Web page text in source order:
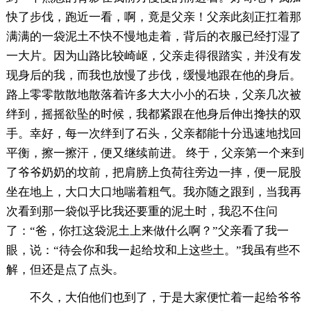
快了步伐，跑近一看，啊，竟是父亲！父亲此刻正扛着那
满满的一袋泥土不快不慢地走着，背后的衣服已经打湿了
一大片。因为山路比较崎岖，父亲走得很踏实，并没有发
现身后的我，而我也放慢了步伐，缓慢地跟在他的身后。
路上零零散散地散落着许多大大小小的石块，父亲几次被
绊到，摇摇欲坠的时候，我都紧跟在他身后伸出搀扶的双
手。幸好，每一次绊到了石头，父亲都能十分迅速地找回
平衡，擦一擦汗，便又继续前进。 终于，父亲第一个来到
了爷爷奶奶的坟前，把肩膀上负荷往旁边一摔，便一屁股
坐在地上，大口大口地喘着粗气。我亦随之跟到，当我再
次看到那一袋似乎比我还要重的泥土时，我忍不住问
了：“爸，你扛这袋泥土上来做什么啊？”父亲看了我一
眼，说：“待会你和我一起给坟和上这些土。”我虽有些不
解，但还是点了点头。
不久，大伯他们也到了，于是大家便忙着一起给爷爷